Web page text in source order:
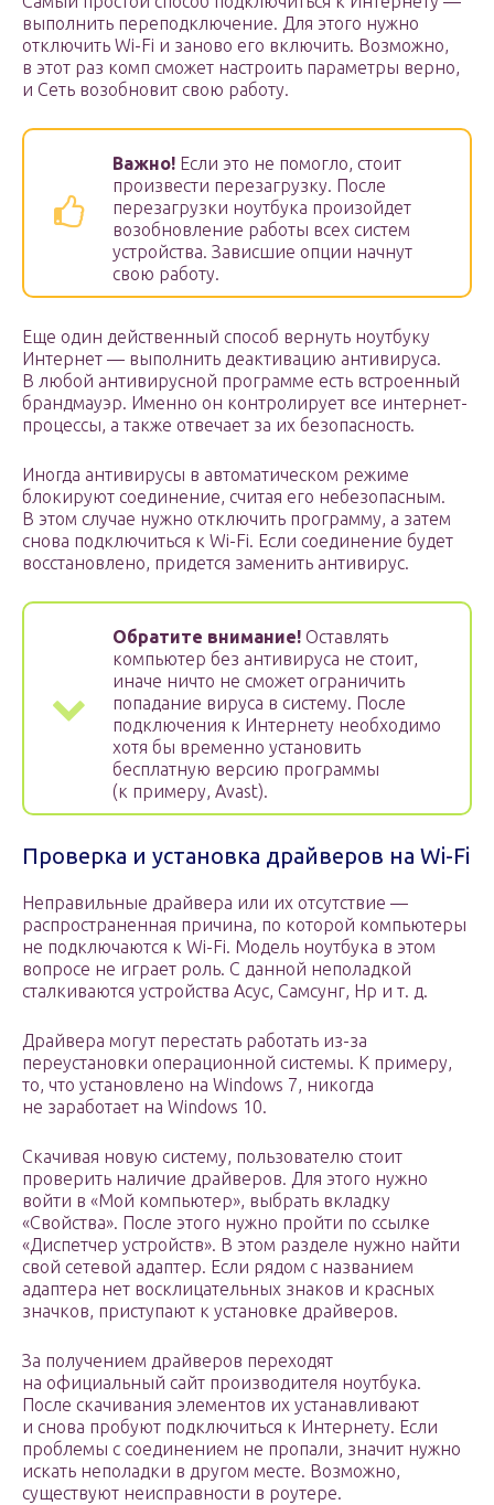
выполнить переподключение. Для этого нужно
отключить Wi-Fi и заново его включить. Возможно,
в этот раз комп сможет настроить параметры верно,
и Сеть возобновит свою работу.
Важно! Если это не помогло, стоит
произвести перезагрузку. После
перезагрузки ноутбука произойдет
возобновление работы всех систем
устройства. Зависшие опции начнут
свою работу.
Еще один действенный способ вернуть ноутбуку
Интернет — выполнить деактивацию антивируса.
В любой антивирусной программе есть встроенный
брандмауэр. Именно он контролирует все интернет-
процессы, а также отвечает за их безопасность.
Иногда антивирусы в автоматическом режиме
блокируют соединение, считая его небезопасным.
В этом случае нужно отключить программу, а затем
снова подключиться к Wi-Fi. Если соединение будет
восстановлено, придется заменить антивирус.
Обратите внимание! Оставлять
компьютер без антивируса не стоит,
иначе ничто не сможет ограничить
попадание вируса в систему. После
подключения к Интернету необходимо
хотя бы временно установить
бесплатную версию программы
(к примеру, Avast).
Проверка и установка драйверов на Wi-Fi
Неправильные драйвера или их отсутствие —
распространенная причина, по которой компьютеры
не подключаются к Wi-Fi. Модель ноутбука в этом
вопросе не играет роль. С данной неполадкой
сталкиваются устройства Асус, Самсунг, Hp и т. д.
Драйвера могут перестать работать из-за
переустановки операционной системы. К примеру,
то, что установлено на Windows 7, никогда
не заработает на Windows 10.
Скачивая новую систему, пользователю стоит
проверить наличие драйверов. Для этого нужно
войти в «Мой компьютер», выбрать вкладку
«Свойства». После этого нужно пройти по ссылке
«Диспетчер устройств». В этом разделе нужно найти
свой сетевой адаптер. Если рядом с названием
адаптера нет восклицательных знаков и красных
значков, приступают к установке драйверов.
За получением драйверов переходят
на официальный сайт производителя ноутбука.
После скачивания элементов их устанавливают
и снова пробуют подключиться к Интернету. Если
проблемы с соединением не пропали, значит нужно
искать неполадки в другом месте. Возможно,
существуют неисправности в роутере.